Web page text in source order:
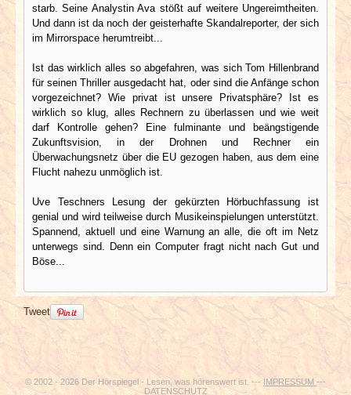
starb. Seine Analystin Ava stößt auf weitere Ungereimtheiten.
Und dann ist da noch der geisterhafte Skandalreporter, der sich
im Mirrorspace herumtreibt...
Ist das wirklich alles so abgefahren, was sich Tom Hillenbrand
für seinen Thriller ausgedacht hat, oder sind die Anfänge schon
vorgezeichnet? Wie privat ist unsere Privatsphäre? Ist es
wirklich so klug, alles Rechnern zu überlassen und wie weit
darf Kontrolle gehen? Eine fulminante und beängstigende
Zukunftsvision, in der Drohnen und Rechner ein
Überwachungsnetz über die EU gezogen haben, aus dem eine
Flucht nahezu unmöglich ist.
Uve Teschners Lesung der gekürzten Hörbuchfassung ist
genial und wird teilweise durch Musikeinspielungen unterstützt.
Spannend, aktuell und eine Warnung an alle, die oft im Netz
unterwegs sind. Denn ein Computer fragt nicht nach Gut und
Böse...
Tweet
© 2002 - 2026 Der Hörspiegel - Lesen, was hörenswert ist. ---IMPRESSUM ---
DATENSCHUTZ